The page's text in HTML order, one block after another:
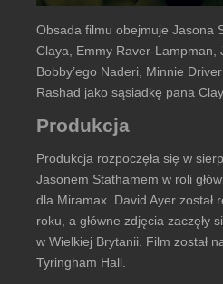
Obsada filmu obejmuje Jasona
Claya, Emmy Raver-Lampman,
Bobby’ego Naderi, Minnie
Rashad jako sąsiadkę pana
Produkcja
Produkcja rozpoczęła się w
Jasonem Stathamem w roli
dla Miramax. David Ayer został
roku, a główne zdjęcia zaczęły
w Wielkiej Brytanii. Film został
Tyringham Hall.